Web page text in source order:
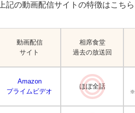
上記の動画配信サイトの特徴はこちら
動画配信
サイト
相席食堂
過去の放送回
Amazon
プライムビデオ
ほぼ全話
※